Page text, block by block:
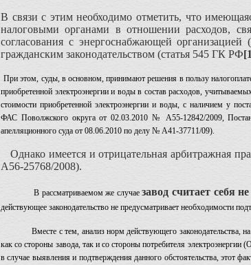
В связи с этим необходимо отметить, что
налоговыми органами в отношении расходов,
согласования с энергоснабжающей
гражданским законодательством (статья 545 ГК РФ
При этом, суды, в основном, принимают решения в пользу
приобретенной электроэнергии и воды в состав расходов,
стоимости приобретенной электроэнергии и воды, с наличием у
ФАС Поволжского округа от 02.03.2010 № А55-12842/2009,
апелляционного суда от 08.06.2010 по делу № А41-37711/09).
Однако имеется и отрицательная арбитражная
А56-25768/2008).
В рассматриваемом же случаезавод считает себя
действующее законодательство не предусматривает необходимости
Вместе с тем, анализ норм действующего законодательства, на
как со стороны завода, так и со стороны потребителя
в случае выявления и подтверждения данного обстоятельства, этот